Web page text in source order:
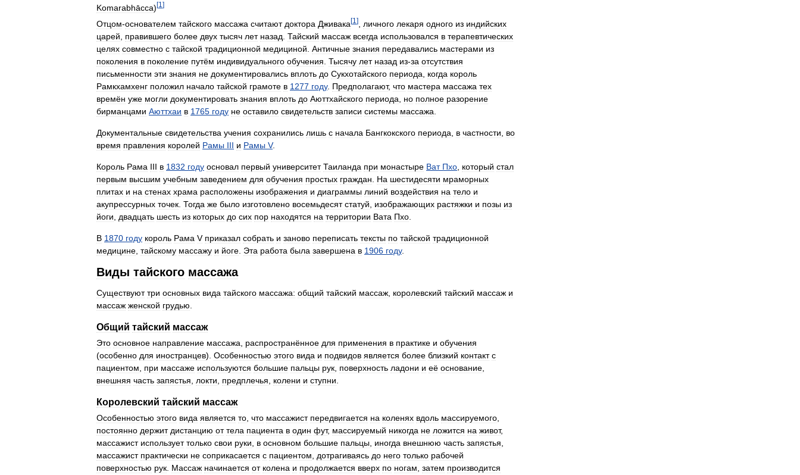
Komarabhācca) [1 ]
Отцом-основателем тайского массажа считают доктора Дживака[1 ] личного лекаря одного из индийских
царей
правившего более двух тысяч лет назад Тайский массаж всегда использовался в терапевтических
целях совместно с тайской традиционной медициной Античные знания передавались мастерами из
поколения в поколение путём индивидуального обучения Тысячу лет назад из-за отсутствия
письменности эти знания не документировались вплоть до Сукхотайского периода когда король
Рамкхамхенг положил начало тайской грамоте в 1277 году. Предполагают, что мастера массажа тех
времён уже могли документировать знания вплоть до Аюттхайского периода но полное разорение
бирманцами Аюттхаи в 1765 году не оставило свидетельств записи системы массажа
Документальные свидетельства учения сохранились лишь с начала Бангкокского периода в частности
во
время правления королей Рамы III и Рамы V.
Король Рама III в 1832 году основал первый университет Таиланда при монастыре Ват Пхо который стал
первым высшим учебным заведением для обучения простых граждан На шестидесяти мраморных
плитах и на стенах храма расположены изображения и диаграммы линий воздействия на тело и
акупрессурных точек Тогда же было изготовлено восемьдесят статуй изображающих растяжки и позы из
йоги
двадцать шесть из которых до сих пор находятся на территории Вата Пхо
В 1870 году король Рама V приказал собрать и заново переписать тексты по тайской традиционной
медицине тайскому массажу и йоге Эта работа была завершена в 1906 году.
Виды тайского массажа
Существуют три основных вида тайского массажа: общий тайский массаж королевский тайский массаж и
массаж женской грудью
Общий тайский массаж
Это основное направление массажа распространённое для применения в практике и обучения
(особенно для иностранцев). Особенностью этого вида и подвидов является более близкий контакт с
пациентом
при массаже используются большие пальцы рук поверхность ладони и её основание
внешняя часть запястья локти предплечья колени и ступни
Королевский тайский массаж
Особенностью этого вида является то что массажист передвигается на коленях вдоль массируемого
постоянно держит дистанцию от тела пациента в один фут, массируемый никогда не ложится на живот,
массажист использует только свои руки в основном большие пальцы иногда внешнюю часть запястья
массажист практически не соприкасается с пациентом дотрагиваясь до него только рабочей
поверхностью рук Массаж начинается от колена и продолжается вверх по ногам затем производится